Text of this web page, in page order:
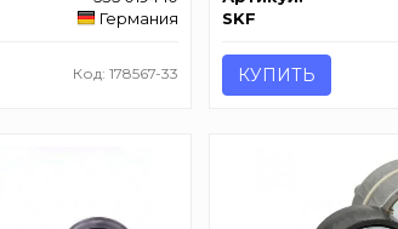
Германия
Код: 178567-33
SKF
КУПИТЬ